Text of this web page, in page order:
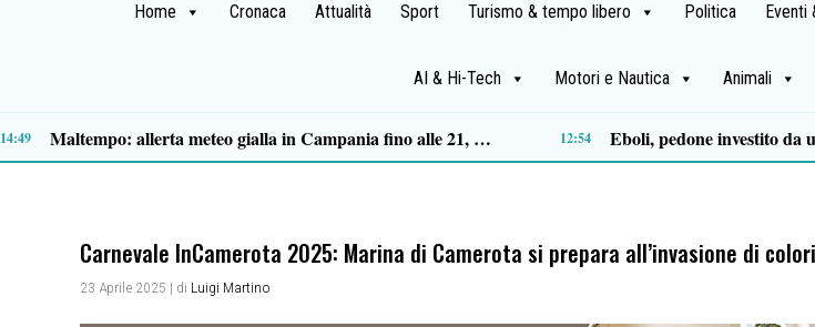
Home Cronaca Attualità Sport Turismo & tempo libero Politica Eventi
AI & Hi-Tech Motori e Nautica Animali
Schianto mortale sulla Cilentana, aperta un’inchiesta: dinamica al vaglio dei carabinieri 19:27 Sapri: arrestato 49enne dopo le minacce nel palazzo, feriti tre carabinieri durante l’intervento
Carnevale InCamerota 2025: Marina di Camerota si prepara all’invasione di
23 Aprile 2025 | di Luigi Martino